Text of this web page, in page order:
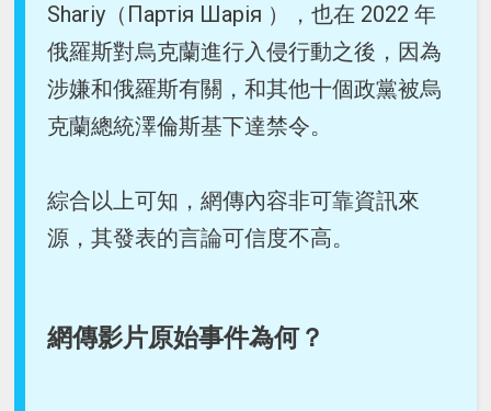
Shariy（Партiя Шарiя ），也在 2022 年
俄羅斯對烏克蘭進行入侵行動之後，因為
涉嫌和俄羅斯有關，和其他十個政黨被烏
克蘭總統澤倫斯基下達禁令。
綜合以上可知，網傳內容非可靠資訊來
源，其發表的言論可信度不高。
網傳影片原始事件為何？